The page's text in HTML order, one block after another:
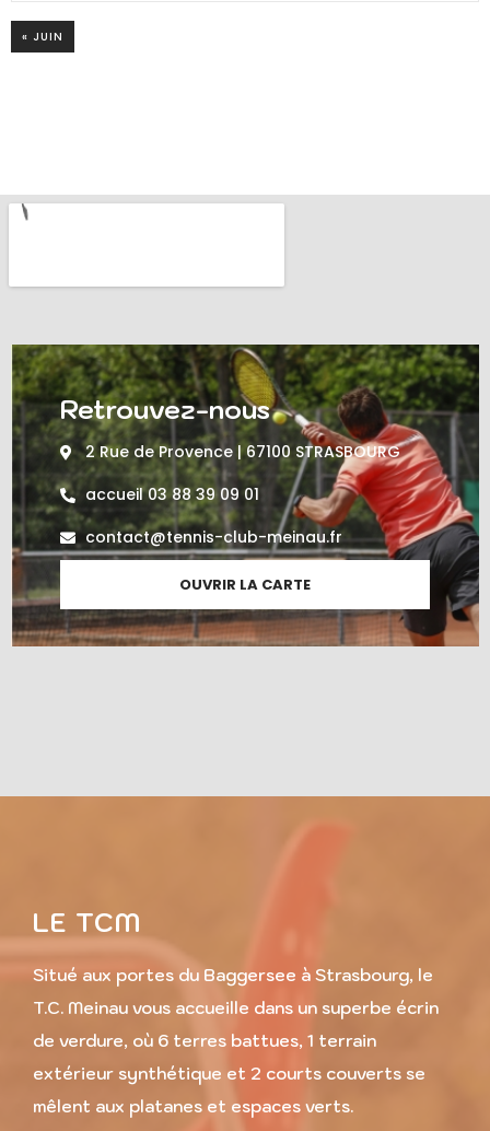
« JUIN
Retrouvez-nous
2 Rue de Provence | 67100 STRASBOURG
accueil 03 88 39 09 01
contact@tennis-club-meinau.fr
OUVRIR LA CARTE
LE TCM
Situé aux portes du Baggersee à Strasbourg, le
T.C. Meinau vous accueille dans un superbe écrin
de verdure, où 6 terres battues, 1 terrain
extérieur synthétique et 2 courts couverts se
mêlent aux platanes et espaces verts.